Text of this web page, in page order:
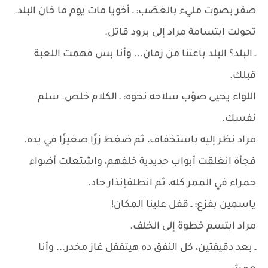
صقر بصوت مليء بالغضب: ـ أخويا مات يوم ما خان البلد.
تحولت ابتسامة مراد إلى برود قاتل.
ـ البلد؟ البلد باعتنا من زمان... وأنا بس فهمت اللعبة
قبلك.
اللواء يحيى صوّب سلاحه نحوه: ـ الكلام خلص. سلم
نفسك.
مراد نظر إليه باستخفاف، ثم ضغط زرًا صغيرًا في يده.
فجأة انغلقت أبواب حديدية خلفهم، واشتعلت أضواء
حمراء في الممر كله، ثم انطلقإنذار حاد.
ياسمين بفزع: ـ قفل علينا المكان!
مراد ابتسم خطوة إلى الخلف.
ـ بعد دقيقتين، كل النفق ده هيتقفل غاز مخدر... وأنا